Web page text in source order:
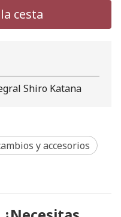
cesta
Shiro Katana
y accesorios